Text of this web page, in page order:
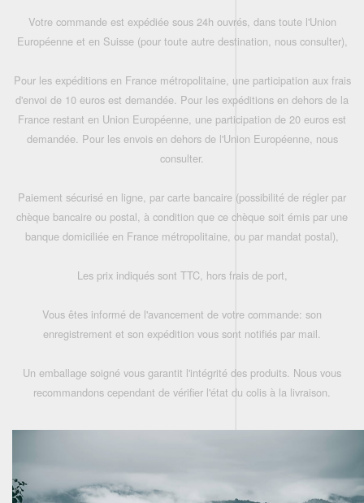
Votre commande est expédiée sous 24h ouvrés, dans toute l'Union
Européenne et en Suisse (pour toute autre destination, nous consulter),
Pour les expéditions en France métropolitaine, une participation aux frais
d'envoi de 10 euros est demandée. Pour les expéditions en dehors de la
France restant en Union Européenne, une participation de 20 euros est
demandée. Pour les envois en dehors de l'Union Européenne, nous
consulter.
Paiement sécurisé en ligne, par carte bancaire (possibilité de régler par
chèque bancaire ou postal, à condition que ce chèque soit émis par une
banque domiciliée en France métropolitaine, ou par mandat postal),
Les prix indiqués sont TTC, hors frais de port,
Vous êtes informé de l'avancement de votre commande: son
enregistrement et son expédition vous sont notifiés par mail.
Un emballage soigné vous garantit l'intégrité des produits. Nous vous
recommandons cependant de vérifier l'état du colis à la livraison.